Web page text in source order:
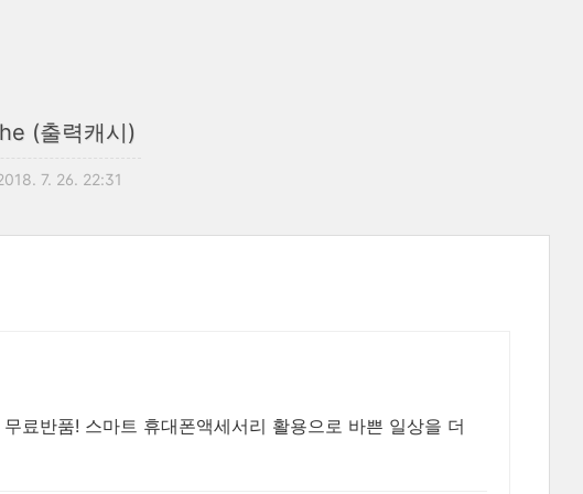
(출력캐시)
7. 26. 22:31
료반품! 스마트 휴대폰액세서리 활용으로 바쁜 일상을 더